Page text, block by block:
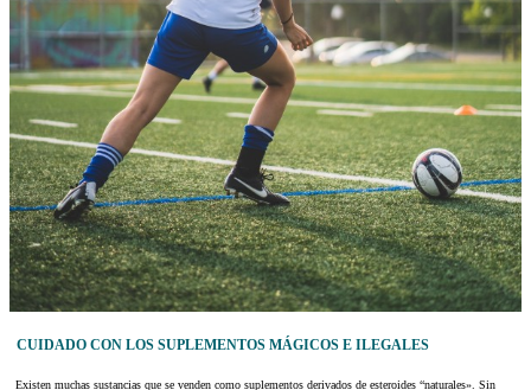
CUIDADO CON LOS SUPLEMENTOS MÁGICOS E ILEGALES
Existen muchas sustancias que se venden como suplementos derivados de esteroides “naturales». Sin